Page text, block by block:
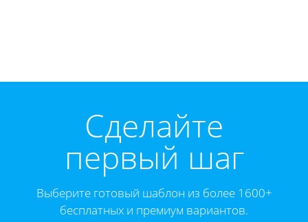
Cделайте
первый шаг
Выберите готовый шаблон из более 1600+
бесплатных и премиум вариантов.